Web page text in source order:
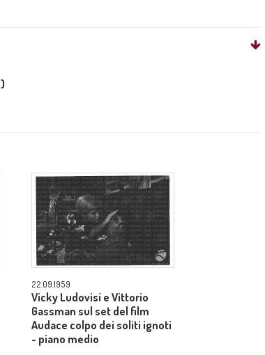
22.09.1959
Vicky Ludovisi e Vittorio
Gassman sul set del film
Audace colpo dei soliti ignoti
- piano medio